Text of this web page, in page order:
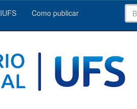
Como publicar